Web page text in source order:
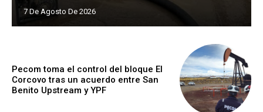
7 De Agosto De 2026
Pecom toma el control del bloque El
Corcovo tras un acuerdo entre San
Benito Upstream y YPF